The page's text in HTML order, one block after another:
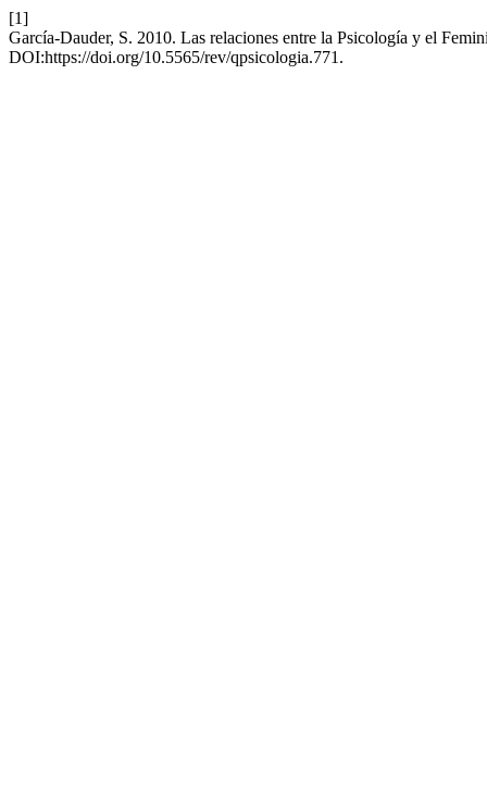
[1]
García-Dauder, S. 2010. Las relaciones entre la Psicología y el
DOI:https://doi.org/10.5565/rev/qpsicologia.771.